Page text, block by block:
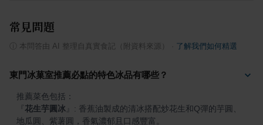
常見問題
本問答由 AI 整理自真實食記（附資料來源） 了解我們如何精選
東門冰菓室推薦必點的特色冰品有哪些？
花生芋圓冰
: 香蕉油製成的清冰搭配炒花生和Q彈的芋圓、